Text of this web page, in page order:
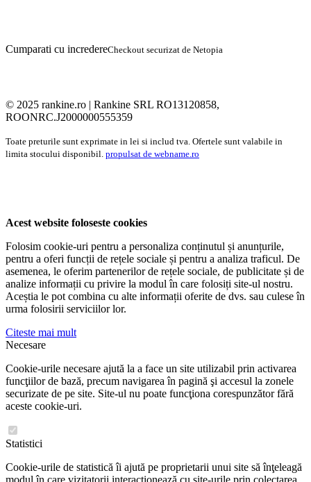
Cumparati cu incredereCheckout securizat de Netopia
© 2025 rankine.ro | Rankine SRL RO13120858,
ROONRC.J2000000555359
Toate preturile sunt exprimate in lei si includ tva. Ofertele sunt valabile in
limita stocului disponibil. propulsat de webname.ro
Acest website foloseste cookies
Folosim cookie-uri pentru a personaliza conținutul și anunțurile,
pentru a oferi funcții de rețele sociale și pentru a analiza traficul. De
asemenea, le oferim partenerilor de rețele sociale, de publicitate și de
analize informații cu privire la modul în care folosiți site-ul nostru.
Aceștia le pot combina cu alte informații oferite de dvs. sau culese în
urma folosirii serviciilor lor.
Citeste mai mult
Necesare
Cookie-urile necesare ajută la a face un site utilizabil prin activarea
funcţiilor de bază, precum navigarea în pagină şi accesul la zonele
securizate de pe site. Site-ul nu poate funcţiona corespunzător fără
aceste cookie-uri.
Statistici
Cookie-urile de statistică îi ajută pe proprietarii unui site să înţeleagă
modul în care vizitatorii interacţionează cu site-urile prin colectarea